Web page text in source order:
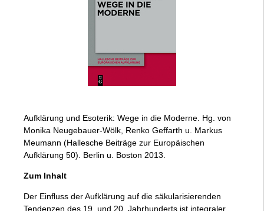
Aufklärung und Esoterik: Wege in die Moderne. Hg. von
Monika Neugebauer-Wölk, Renko Geffarth u. Markus
Meumann (Hallesche Beiträge zur Europäischen
Aufklärung 50). Berlin u. Boston 2013.
Zum Inhalt
Der Einfluss der Aufklärung auf die säkularisierenden
Tendenzen des 19. und 20. Jahrhunderts ist integraler